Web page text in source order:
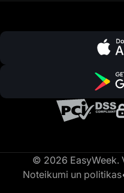
© 2026 EasyWeek.
Noteikumi un politikas